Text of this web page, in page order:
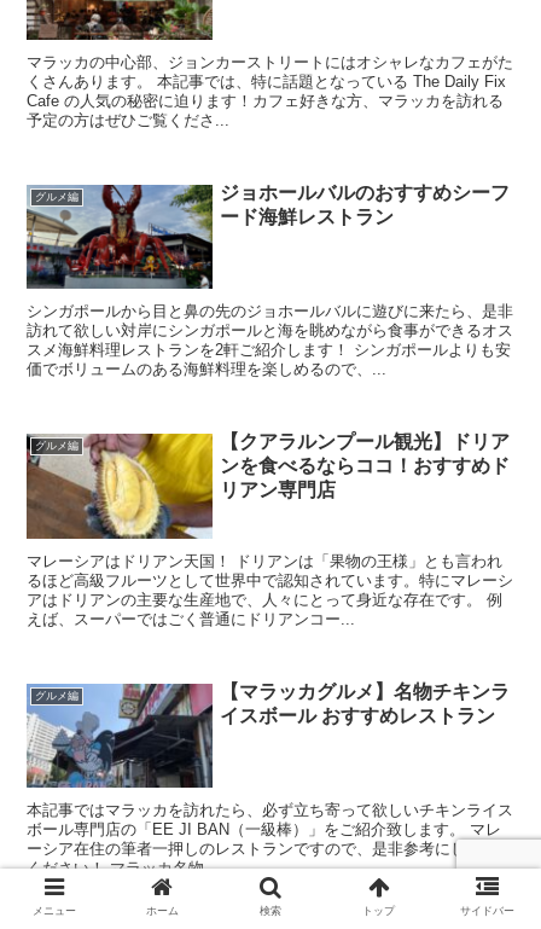
マラッカの中心部、ジョンカーストリートにはオシャレなカフェがた
くさんあります。 本記事では、特に話題となっている The Daily Fix
Cafe の人気の秘密に迫ります！カフェ好きな方、マラッカを訪れる
予定の方はぜひご覧くださ...
グルメ編
ジョホールバルのおすすめシーフ
ード海鮮レストラン
シンガポールから目と鼻の先のジョホールバルに遊びに来たら、是非
訪れて欲しい対岸にシンガポールと海を眺めながら食事ができるオス
スメ海鮮料理レストランを2軒ご紹介します！ シンガポールよりも安
価でボリュームのある海鮮料理を楽しめるので、...
グルメ編
【クアラルンプール観光】ドリア
ンを食べるならココ！おすすめド
リアン専門店
マレーシアはドリアン天国！ ドリアンは「果物の王様」とも言われ
るほど高級フルーツとして世界中で認知されています。特にマレーシ
アはドリアンの主要な生産地で、人々にとって身近な存在です。 例
えば、スーパーではごく普通にドリアンコー...
グルメ編
【マラッカグルメ】名物チキンラ
イスボール おすすめレストラン
本記事ではマラッカを訪れたら、必ず立ち寄って欲しいチキンライス
ボール専門店の「EE JI BAN（一級棒）」をご紹介致します。 マレ
ーシア在住の筆者一押しのレストランですので、是非参考にしてみて
ください！ マラッカ名物...
メニュー ホーム 検索 トップ サイドバー